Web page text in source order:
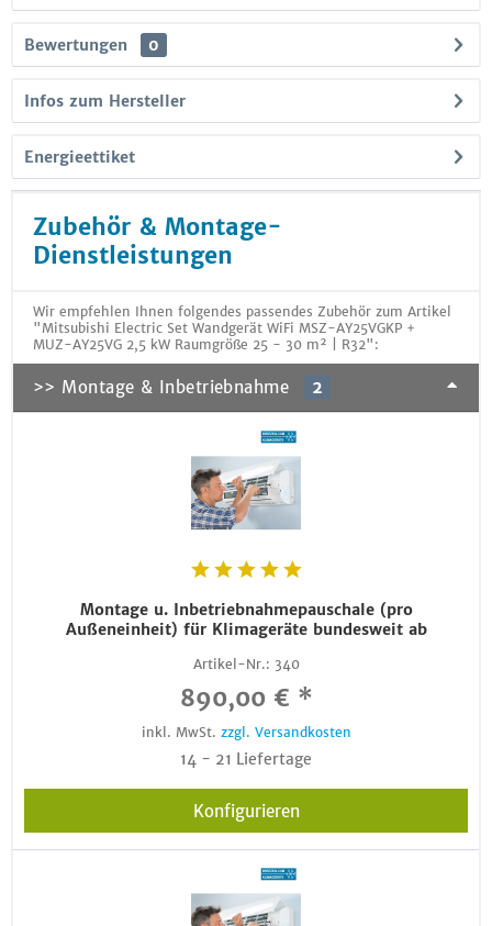
Bewertungen 0
Infos zum Hersteller
Energieettiket
Zubehör & Montage-
Dienstleistungen
Wir empfehlen Ihnen folgendes passendes Zubehör zum Artikel
"Mitsubishi Electric Set Wandgerät WiFi MSZ-AY25VGKP +
MUZ-AY25VG 2,5 kW Raumgröße 25 - 30 m² | R32":
>> Montage & Inbetriebnahme 2
Montage u. Inbetriebnahmepauschale (pro
Außeneinheit) für Klimageräte bundesweit ab
Artikel-Nr.: 340
890,00 € *
inkl. MwSt. zzgl. Versandkosten
14 - 21 Liefertage
Konfigurieren